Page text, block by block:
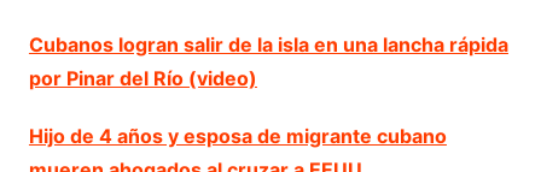
Cubanos logran salir de la isla en una lancha rápida
por Pinar del Río (video)
Hijo de 4 años y esposa de migrante cubano